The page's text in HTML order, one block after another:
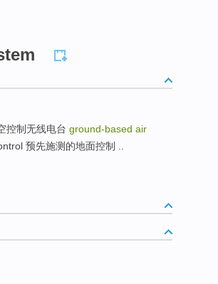
控制无线电台 ground-based air
预先施测的地面控制 ..